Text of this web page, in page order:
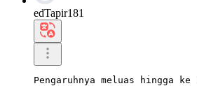
edTapir181
Pengaruhnya meluas hingga